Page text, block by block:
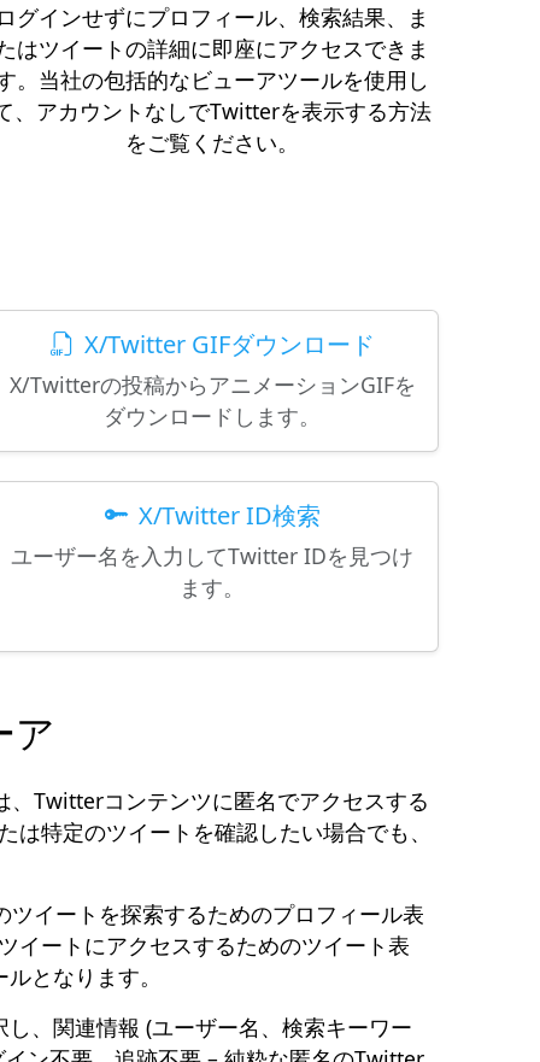
グインせずにプロフィール、検索結果、ま
はツイートの詳細に即座にアクセスできま
。当社の包括的なビューアツールを使用し
、アカウントなしでTwitterを表示する方法
をご覧ください。
X/Twitter GIFダウンロード
X/Twitterの投稿からアニメーションGIFを
ダウンロードします。
X/Twitter ID検索
ユーザー名を入力してTwitter IDを見つけ
ます。
ア
、Twitterコンテンツに匿名でアクセスする
特定のツイートを確認したい場合でも、
イートを探索するためのプロフィール表
イートにアクセスするためのツイート表
となります。
、関連情報 (ユーザー名、検索キーワー